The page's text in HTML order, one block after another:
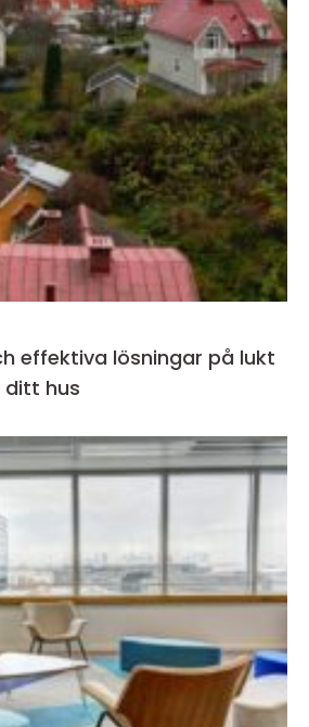
effektiva lösningar på lukt
ditt hus